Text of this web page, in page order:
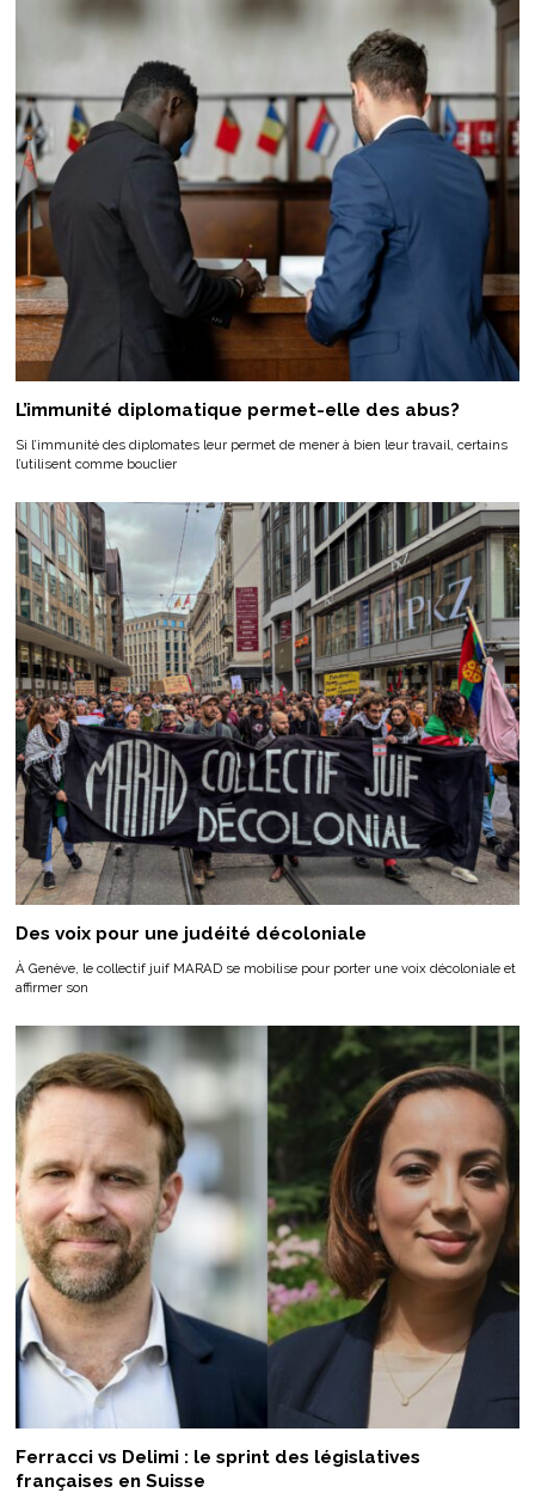
L’immunité diplomatique permet-elle des abus?
Si l’immunité des diplomates leur permet de mener à bien leur travail, certains
l’utilisent comme bouclier
Des voix pour une judéité décoloniale
À Genève, le collectif juif MARAD se mobilise pour porter une voix décoloniale et
affirmer son
Ferracci vs Delimi : le sprint des législatives
françaises en Suisse